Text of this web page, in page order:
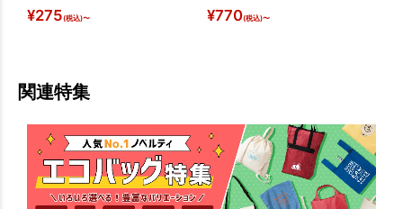
¥275(税込)〜 ¥770(税込)〜
関連特集